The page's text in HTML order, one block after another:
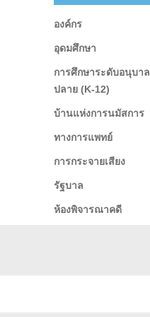
องค์กร
อุดมศึกษา
การศึกษาระดับอนุบา
ปลาย (K-12)
บ้านแห่งการนมัสการ
ทางการแพทย์
การกระจายเสียง
รัฐบาล
ห้องพิจารณาคดี